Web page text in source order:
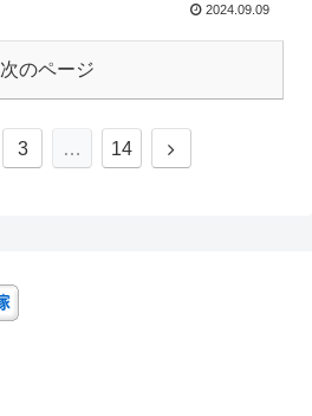
2024.09.09
次のページ
3 … 14